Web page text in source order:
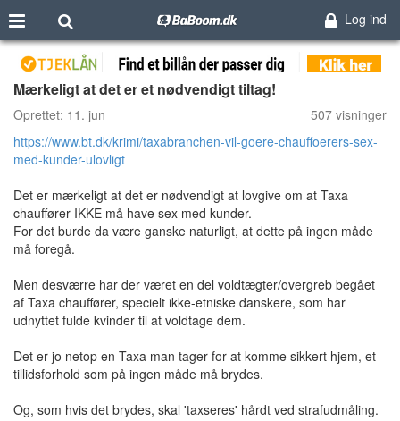
Log ind
Mærkeligt at det er et nødvendigt tiltag!
Oprettet: 11. jun
507 visninger
https://www.bt.dk/krimi/taxabranchen-vil-goere-chauffoerers-sex-
med-kunder-ulovligt
Det er mærkeligt at det er nødvendigt at lovgive om at Taxa
chauffører IKKE må have sex med kunder.
For det burde da være ganske naturligt, at dette på ingen måde
må foregå.
Men desværre har der været en del voldtægter/overgreb begået
af Taxa chauffører, specielt ikke-etniske danskere, som har
udnyttet fulde kvinder til at voldtage dem.
Det er jo netop en Taxa man tager for at komme sikkert hjem, et
tillidsforhold som på ingen måde må brydes.
Og, som hvis det brydes, skal 'taxseres' hårdt ved strafudmåling.